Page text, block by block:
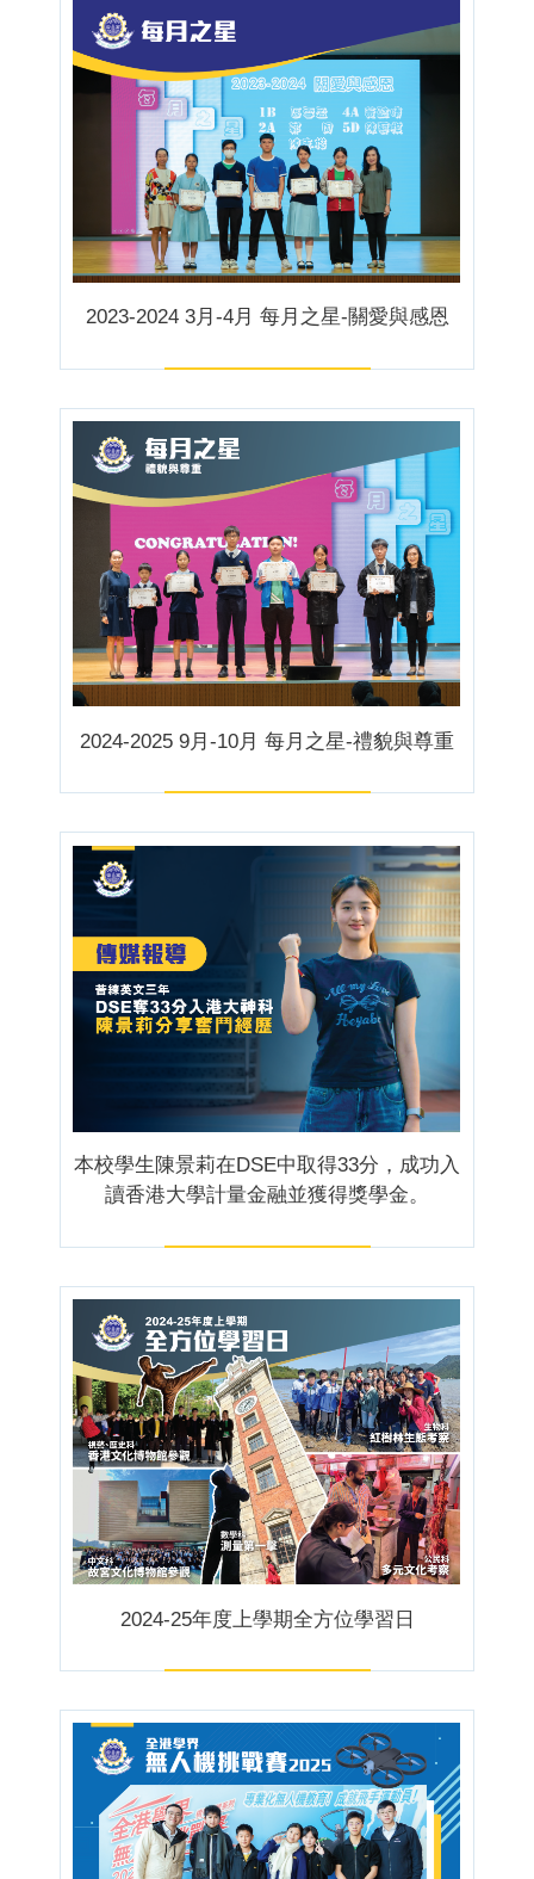
2023-2024 3月-4月 每月之星-關愛與感恩
2024-2025 9月-10月 每月之星-禮貌與尊重
本校學生陳景莉在DSE中取得33分，成功入
讀香港大學計量金融並獲得獎學金。
2024-25年度上學期全方位學習日